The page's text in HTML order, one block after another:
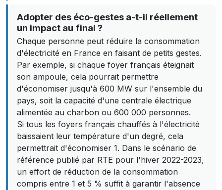
Adopter des éco-gestes a-t-il réellement
un impact au final ?
Chaque personne peut réduire la consommation
d'électricité en France en faisant de petits gestes.
Par exemple, si chaque foyer français éteignait
son ampoule, cela pourrait permettre
d'économiser jusqu'à 600 MW sur l'ensemble du
pays, soit la capacité d'une centrale électrique
alimentée au charbon ou 600 000 personnes.
Si tous les foyers français chauffés à l'électricité
baissaient leur température d'un degré, cela
permettrait d'économiser 1. Dans le scénario de
référence publié par RTE pour l'hiver 2022-2023,
un effort de réduction de la consommation
compris entre 1 et 5 % suffit à garantir l'absence